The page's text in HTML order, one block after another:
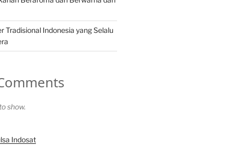
Tradisional Indonesia yang Selalu
show.
Indosat